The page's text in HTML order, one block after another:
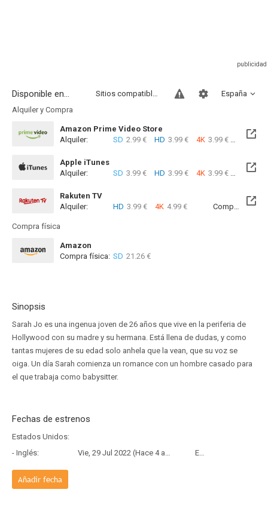
Disponible en... España
Sitios compatibles
Alquiler y Compra
Amazon Prime Video Store
Alquiler:
SD 2.99 € HD 3.99 € 4K 3.99 €
Apple iTunes
Alquiler:
SD 3.99 € HD 3.99 € 4K 3.99 €
Rakuten TV
Alquiler:
HD 3.99 € 4K 4.99 € Compra: SD
Compra física
Amazon
Compra física: SD 21.26 €
Sinopsis
Sarah Jo es una ingenua joven de 26 años que vive en la periferia de
Hollywood con su madre y su hermana. Está llena de dudas, y como
tantas mujeres de su edad solo anhela que la vean, que su voz se
oiga. Un día Sarah comienza un romance con un hombre casado para
el que trabaja como babysitter.
Fechas de estrenos
Estados Unidos:
- Inglés:
Vie, 29 Jul 2022 (Hace 4 años) Estreno
Añadir fecha